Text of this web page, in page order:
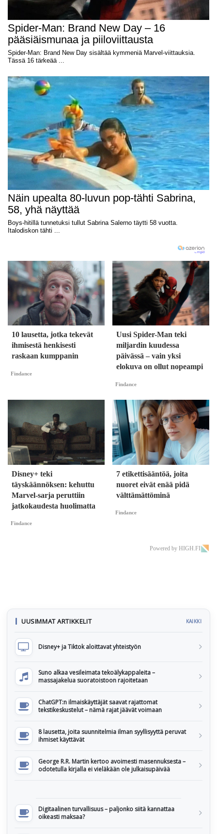
10 lausetta, jotka tekevät
ihmisestä henkisesti
raskaan kumppanin
Findance
Uusi Spider-Man teki
miljardin kuudessa
päivässä – vain yksi
elokuva on ollut nopeampi
Findance
Disney+ teki
täyskäännöksen: kehuttu
Marvel-sarja peruttiin
jatkokaudesta huolimatta
Findance
7 etikettisääntöä, joita
nuoret eivät enää pidä
välttämättöminä
Findance
Powered by HIGH.FI
UUSIMMAT ARTIKKELIT KAIKKI
Disney+ ja Tiktok aloittavat yhteistyön
Suno alkaa vesileimata tekoälykappaleita –
massajakelua suoratoistoon rajoitetaan
ChatGPT:n ilmaiskäyttäjät saavat rajattomat
tekstikeskustelut – nämä rajat jäävät voimaan
8 lausetta, joita suunnitelmia ilman syyllisyyttä peruvat
ihmiset käyttävät
George R.R. Martin kertoo avoimesti masennuksesta –
odotetulla kirjalla ei vieläkään ole julkaisupäivää
Digitaalinen turvallisuus – paljonko siitä kannattaa
oikeasti maksaa?